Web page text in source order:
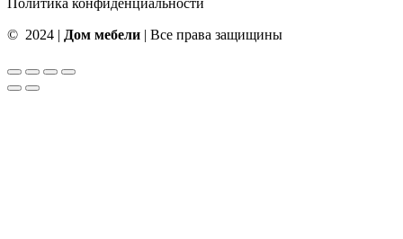
Политика конфиденциальности
© 2024 | Дом мебели | Все права защищины